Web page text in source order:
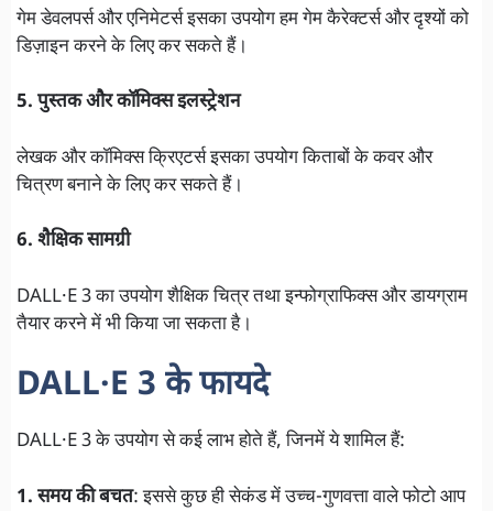
गेम डेवलपर्स और एनिमेटर्स इसका उपयोग हम गेम कैरेक्टर्स और दृश्यों को
डिज़ाइन करने के लिए कर सकते हैं।
5. पुस्तक और कॉमिक्स इलस्ट्रेशन
लेखक और कॉमिक्स क्रिएटर्स इसका उपयोग किताबों के कवर और
चित्रण बनाने के लिए कर सकते हैं।
6. शैक्षिक सामग्री
DALL·E 3 का उपयोग शैक्षिक चित्र तथा इन्फोग्राफिक्स और डायग्राम
तैयार करने में भी किया जा सकता है।
DALL·E 3 के फायदे
DALL·E 3 के उपयोग से कई लाभ होते हैं, जिनमें ये शामिल हैं:
1. समय की बचत: इससे कुछ ही सेकंड में उच्च-गुणवत्ता वाले फोटो आप